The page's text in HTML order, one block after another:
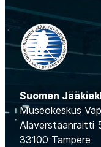
Suomen
Museokeskus
Alaverstaanraitti
33100 Tampere